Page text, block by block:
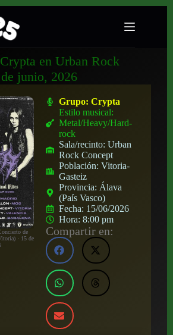
en Urban Rock
junio, 2026
de
· 15 de
Grupo:Crypta
Estilo musical:
Metal/Heavy/Hard-
rock
Sala/recinto:Urban
Rock Concept
Población:Vitoria-
Gasteiz
Provincia: Álava
(País Vasco)
Fecha: 15/06/2026
Hora:8:00 pm
Compartir en: